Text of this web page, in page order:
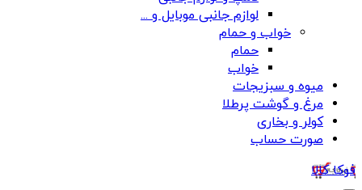
لوازم جانبی موبایل و ...
خواب و حمام
حمام
خواب
میوه و سبزیجات
مرغ و گوشت پرطلا
کولر و بخاری
صورت حساب
فوکا کالا